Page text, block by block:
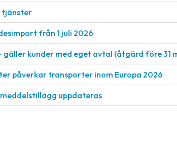
tjänster
från 1 juli 2026
gäller kunder med eget avtal (åtgärd före 31
påverkar transporter inom Europa 2026
uppdateras